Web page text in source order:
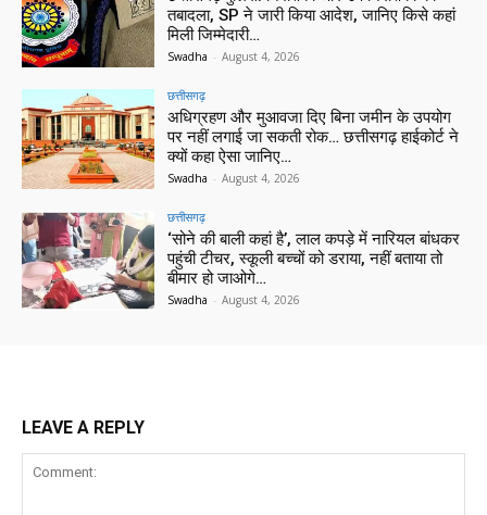
तबादला, SP ने जारी किया आदेश, जानिए किसे कहां
मिली जिम्मेदारी…
Swadha - August 4, 2026
छत्तीसगढ़
अधिग्रहण और मुआवजा दिए बिना जमीन के उपयोग
पर नहीं लगाई जा सकती रोक… छत्तीसगढ़ हाईकोर्ट ने
क्यों कहा ऐसा जानिए…
Swadha - August 4, 2026
छत्तीसगढ़
‘सोने की बाली कहां है’, लाल कपड़े में नारियल बांधकर
पहुंची टीचर, स्कूली बच्चों को डराया, नहीं बताया तो
बीमार हो जाओगे…
Swadha - August 4, 2026
LEAVE A REPLY